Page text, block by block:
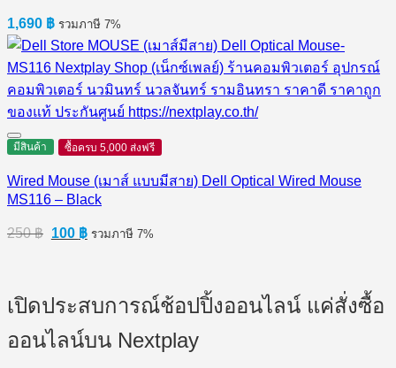
1,690 ฿ รวมภาษี 7%
มีสินค้า ซื้อครบ 5,000 ส่งฟรี
Wired Mouse (เมาส์ แบบมีสาย) Dell Optical Wired Mouse
MS116 – Black
250฿ Original
price
100 ฿Current
price
รวมภาษี 7%
เปิดประสบการณ์ช้อปปิ้งออนไลน์ แค่สั่งซื้อ
ออนไลน์บน Nextplay